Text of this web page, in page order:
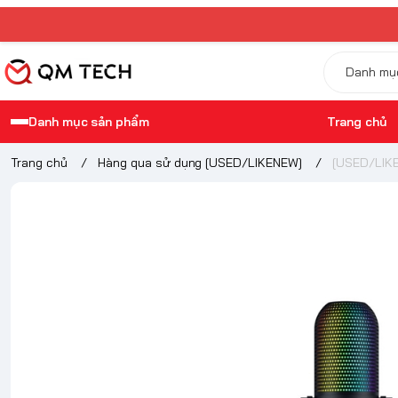
Danh mục sản phẩm Trang chủ
Trang chủ / Hàng qua sử dụng [USED/LIKENEW] / [USED/